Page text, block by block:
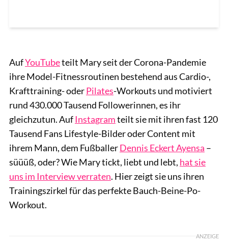
AufYouTubeteilt Mary seit der Corona-Pandemie
ihre Model-Fitnessroutinen bestehend aus Cardio-,
Krafttraining- oderPilates-Workouts und motiviert
rund 430.000 Tausend Followerinnen, es ihr
gleichzutun. AufInstagramteilt sie mit ihren fast 120
Tausend Fans Lifestyle-Bilder oder Content mit
ihrem Mann, dem FußballerDennis Eckert Ayensa –
süüüß, oder? Wie Mary tickt, liebt und lebt, hat sie
uns im Interview verraten. Hier zeigt sie uns ihren
Trainingszirkel für das perfekte Bauch-Beine-Po-
Workout.
ANZEIGE